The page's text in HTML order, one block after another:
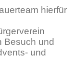
hierfür
Besuch und
und